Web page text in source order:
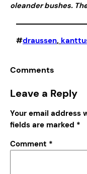
oleander bushes.
#draussen,
Comments
Leave a Reply
Your email address
fields are marked *
Comment *